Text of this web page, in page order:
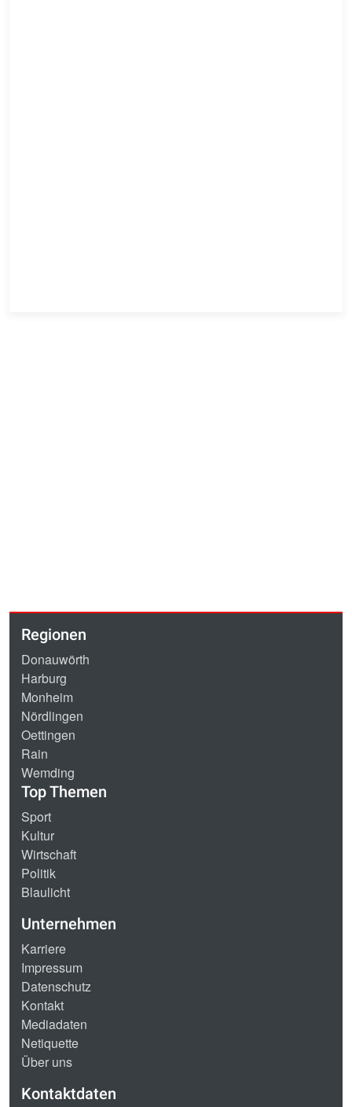
Regionen
Donauwörth
Harburg
Monheim
Nördlingen
Oettingen
Rain
Wemding
Top Themen
Sport
Kultur
Wirtschaft
Politik
Blaulicht
Unternehmen
Karriere
Impressum
Datenschutz
Kontakt
Mediadaten
Netiquette
Über uns
Kontaktdaten